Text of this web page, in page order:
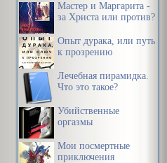
Мастер и Маргарита -
за Христа или против?
Опыт дурака, или путь
к прозрению
Лечебная пирамидка.
Что это такое?
Убийственные
оргазмы
Мои посмертные
приключения